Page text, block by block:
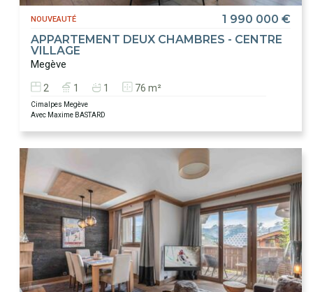
NOUVEAUTÉ
1 990 000 €
APPARTEMENT DEUX CHAMBRES - CENTRE
VILLAGE
Megève
2 1 1 76 m²
Cimalpes Megève
Avec Maxime BASTARD